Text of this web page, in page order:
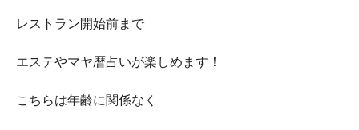
レストラン開始前まで
エステやマヤ暦占いが楽しめます！
こちらは年齢に関係なく